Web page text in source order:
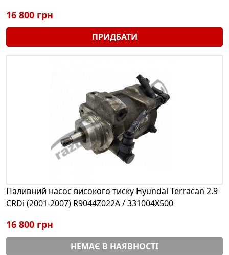
16 800 грн
ПРИДБАТИ
Паливний насос високого тиску Hyundai Terracan 2.9
CRDi (2001-2007) R9044Z022A / 331004X500
16 800 грн
НЕМАЄ В НАЯВНОСТІ